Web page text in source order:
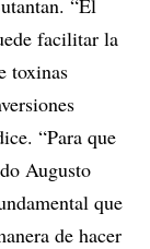
“El
facilitar la
toxinas
“Para que
Augusto
que
de hacer